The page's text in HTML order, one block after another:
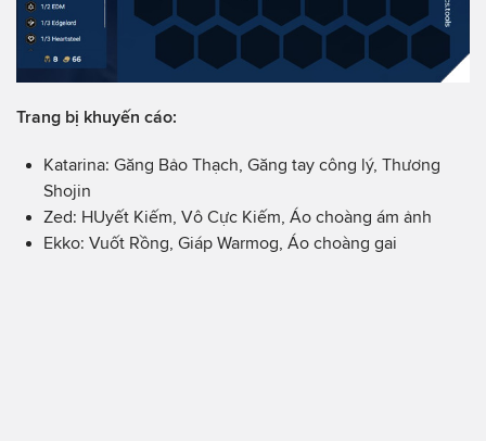
Trang bị khuyến cáo:
Katarina: Găng Bảo Thạch, Găng tay công lý, Thương
Shojin
Zed: HUyết Kiếm, Vô Cực Kiếm, Áo choàng ám ảnh
Ekko: Vuốt Rồng, Giáp Warmog, Áo choàng gai